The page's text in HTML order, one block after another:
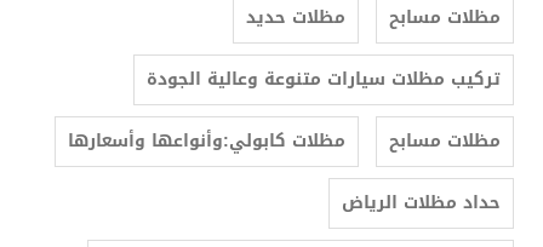
مظلات مسابح
مظلات حديد
تركيب مظلات سيارات متنوعة وعالية الجودة
مظلات مسابح
مظلات كابولي:وأنواعها وأسعارها
حداد مظلات الرياض